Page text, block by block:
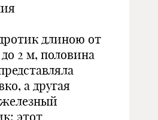
длиною от
до 2 м, половина
а другая
этот